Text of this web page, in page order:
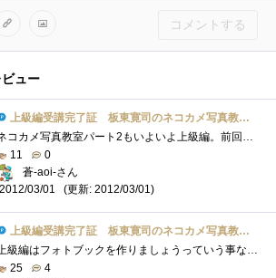
コメントする
ュー
上級編受講完了証 板東寛司のネコカメ写真教室パート2
ネコカメ写真教室パート2もいよいよ上級編。前回のスライドショーもなかなか楽しみましたが、今回はフォトブックということで「物」としてで�...
11
0
蒼-aoi-さん
2012/03/01
(更新: 2012/03/01)
上級編受講完了証 板東寛司のネコカメ写真教室パート2
上級編はフォトブックを作りましょうっていう事なんですネ。私、今まで写真を撮ってもたまに印刷くらいはしますけど、フォトブックを作ろう�...
25
4